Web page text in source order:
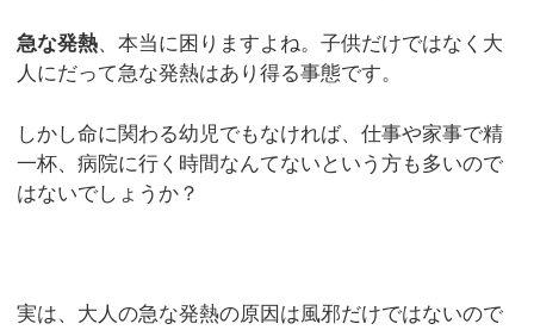
急な発熱、本当に困りますよね。子供だけではなく大
人にだって急な発熱はあり得る事態です。
しかし命に関わる幼児でもなければ、仕事や家事で精
一杯、病院に行く時間なんてないという方も多いので
はないでしょうか？
実は、大人の急な発熱の原因は風邪だけではないので